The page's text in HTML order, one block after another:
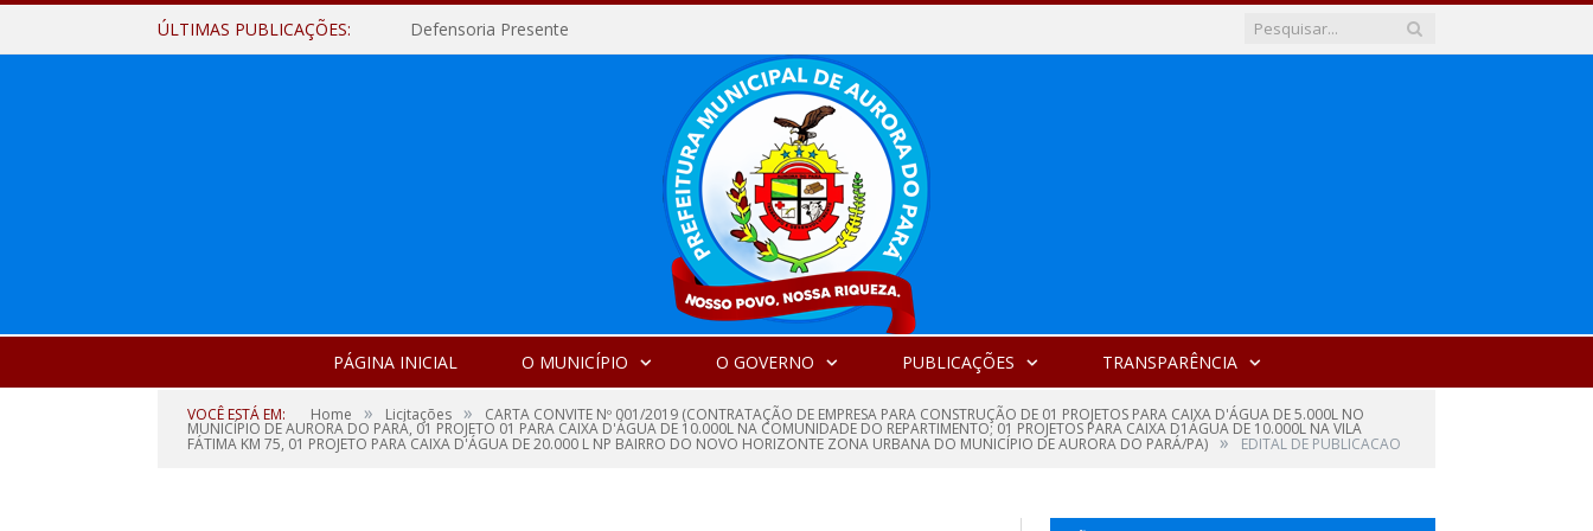
ÚLTIMAS PUBLICAÇÕES: Defensoria Presente
PÁGINA INICIAL O MUNICÍPIO O GOVERNO PUBLICAÇÕES TRANSPARÊNCIA
VOCÊ ESTÁ EM: Home » Licitações » CARTA CONVITE Nº 001/2019 (CONTRATAÇÃO DE EMPRESA PARA CONSTRUÇÃO DE 01 PROJETOS PARA CAIXA D'ÁGUA DE 5.000L NO
MUNICÍPIO DE AURORA DO PARÁ, 01 PROJETO 01 PARA CAIXA D'ÁGUA DE 10.000L NA COMUNIDADE DO REPARTIMENTO; 01 PROJETOS PARA CAIXA D1ÁGUA DE 10.000L NA VILA
FÁTIMA KM 75, 01 PROJETO PARA CAIXA D'ÁGUA DE 20.000 L NP BAIRRO DO NOVO HORIZONTE ZONA URBANA DO MUNICÍPIO DE AURORA DO PARÁ/PA) » EDITAL DE PUBLICACAO